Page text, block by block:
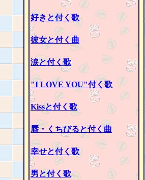
好きと付く歌
彼女と付く曲
涙と付く歌
"I LOVE YOU"付く歌
Kissと付く歌
唇・くちびると付く曲
幸せと付く歌
男と付く歌